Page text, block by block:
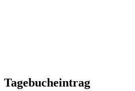
Tagebucheintrag